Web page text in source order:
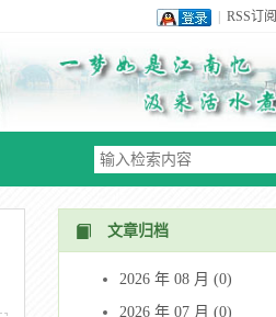
RSS订阅
文章归档
2026 年 08 月 (0)
2026 年 07 月 (0)